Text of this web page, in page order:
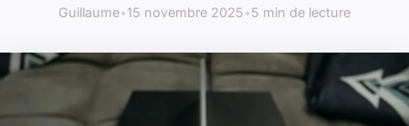
Guillaume•15 novembre 2025•5 min de lecture